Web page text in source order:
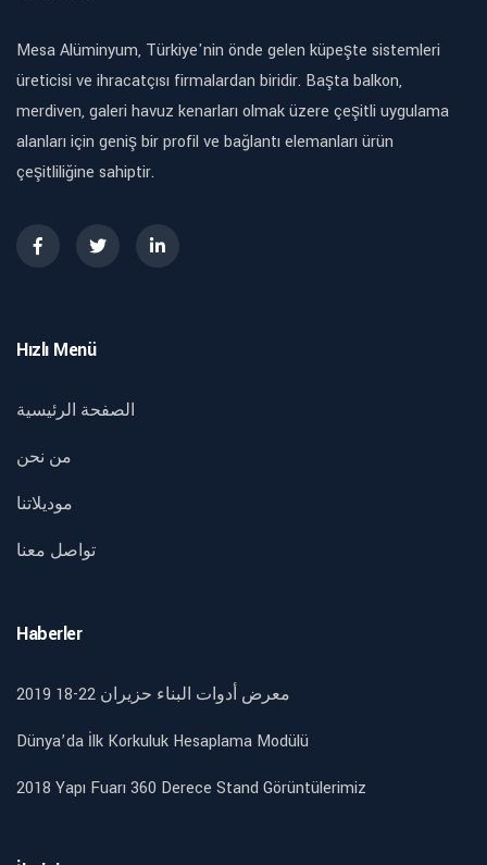
Mesa Alüminyum, Türkiye'nin önde gelen küpeşte sistemleri
üreticisi ve ihracatçısı firmalardan biridir. Başta balkon,
merdiven, galeri havuz kenarları olmak üzere çeşitli uygulama
alanları için geniş bir profil ve bağlantı elemanları ürün
çeşitliliğine sahiptir.
Hızlı Menü
الصفحة الرئيسية
من نحن
موديلاتنا
تواصل معنا
Haberler
2019 18-22 معرض أدوات البناء حزيران
Dünya’da İlk Korkuluk Hesaplama Modülü
2018 Yapı Fuarı 360 Derece Stand Görüntülerimiz